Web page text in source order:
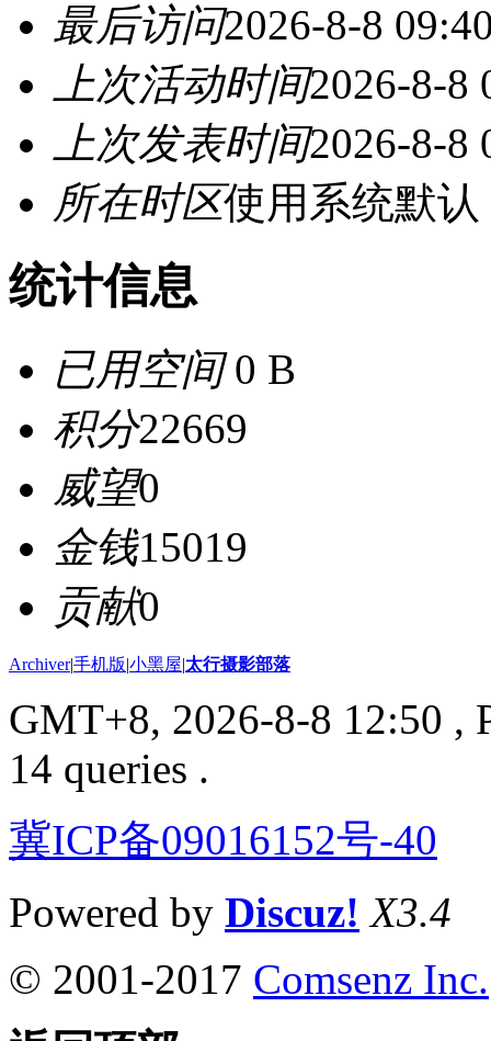
最后访问2026-8-8
上次活动时间2026-8-8
上次发表时间2026-8-8
所在时区使用系统默认
统计信息
已用空间0 B
积分22669
威望0
金钱15019
贡献0
Archiver|手机版|小黑屋|太行摄影部落
GMT+8, 2026-8-8 12:50 ,
14 queries .
冀ICP备09016152号-40
Powered by Discuz! X3.4
© 2001-2017 Comsenz Inc.